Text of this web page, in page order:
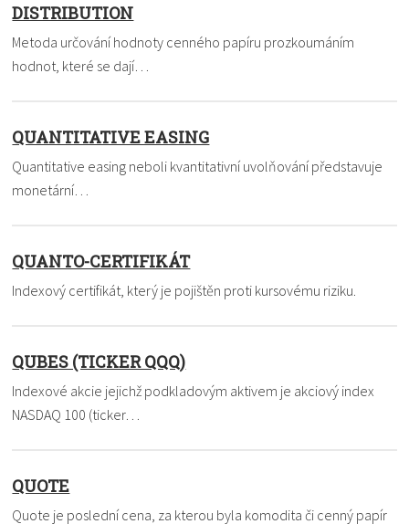
DISTRIBUTION
Metoda určování hodnoty cenného papíru prozkoumáním
hodnot, které se dají…
QUANTITATIVE EASING
Quantitative easing neboli kvantitativní uvolňování představuje
monetární…
QUANTO-CERTIFIKÁT
Indexový certifikát, který je pojištěn proti kursovému riziku.
QUBES (TICKER QQQ)
Indexové akcie jejichž podkladovým aktivem je akciový index
NASDAQ 100 (ticker…
QUOTE
Quote je poslední cena, za kterou byla komodita či cenný papír